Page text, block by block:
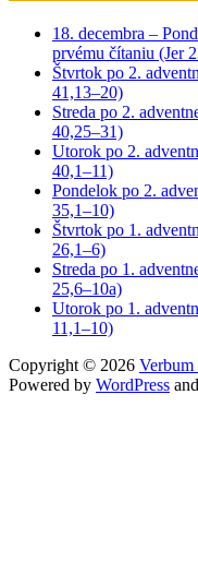
18. decembra –
prvému čítaniu (Jer
Štvrtok po 2.
41,13–20)
Streda po 2.
40,25–31)
Utorok po 2.
40,1–11)
Pondelok po 2.
35,1–10)
Štvrtok po 1.
26,1–6)
Streda po 1.
25,6–10a)
Utorok po 1.
11,1–10)
Copyright © 2026
Powered by WordPress and